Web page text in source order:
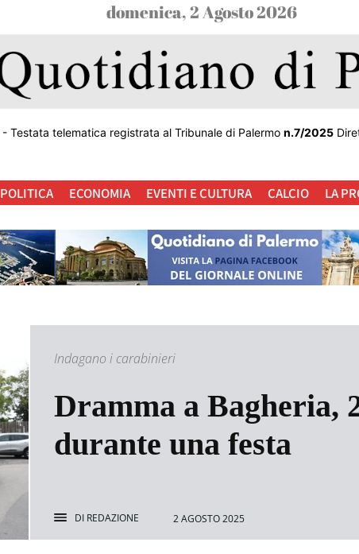
domenica, 2 Agosto 2026
- Testata telematica registrata al Tribunale di Palermo n.7/2025
POLITICA ECONOMIA EVENTI E CULTURA CALCIO LA
Indagano i carabinieri
Dramma a Bagheria,
durante una festa
DI REDAZIONE 2 AGOSTO 2025